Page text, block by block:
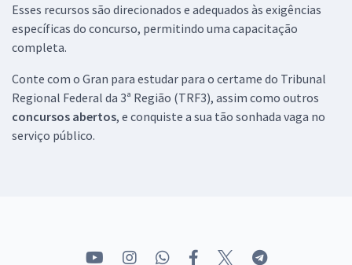
Esses recursos são direcionados e adequados às exigências
específicas do concurso, permitindo uma capacitação
completa.
Conte com o Gran para estudar para o certame do Tribunal
Regional Federal da 3ª Região (TRF3), assim como outros
concursos abertos, e conquiste a sua tão sonhada vaga no
serviço público.